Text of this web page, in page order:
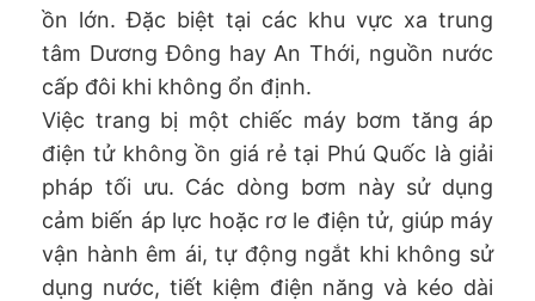
ồn lớn. Đặc biệt tại các khu vực xa trung
tâm Dương Đông hay An Thới, nguồn nước
cấp đôi khi không ổn định.
Việc trang bị một chiếc máy bơm tăng áp
điện tử không ồn giá rẻ tại Phú Quốc là giải
pháp tối ưu. Các dòng bơm này sử dụng
cảm biến áp lực hoặc rơ le điện tử, giúp máy
vận hành êm ái, tự động ngắt khi không sử
dụng nước, tiết kiệm điện năng và kéo dài